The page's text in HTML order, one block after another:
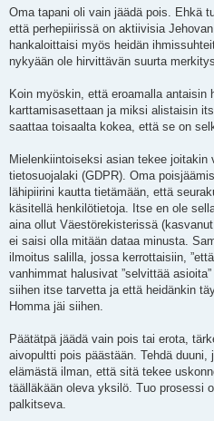
i
Oma tapani oli vain jäädä pois. Ehkä
että perhepiirissä on aktiivisia
hankaloittaisi myös heidän
nykyään ole hirvittävän suurta
Koin myöskin, että eroamalla antaisin
karttamisasettaan ja miksi alistaisin
saattaa toisaalta kokea, että se on
Mielenkiintoiseksi asian tekee
tietosuojalaki (GDPR). Oma
lähipiirini kautta tietämään, että
käsitellä henkilötietoja. Itse en ole
aina ollut Väestörekisterissä
ei saisi olla mitään dataa minusta.
ilmoitus salilla, jossa kerrottaisiin,
vanhimmat halusivat ”selvittää
siihen itse tarvetta ja että heidänkin
Homma jäi siihen.
Päätätpä jäädä vain pois tai erota,
aivopultti pois päästään. Tehdä
elämästä ilman, että sitä tekee
täälläkään oleva yksilö. Tuo prosessi
palkitseva.